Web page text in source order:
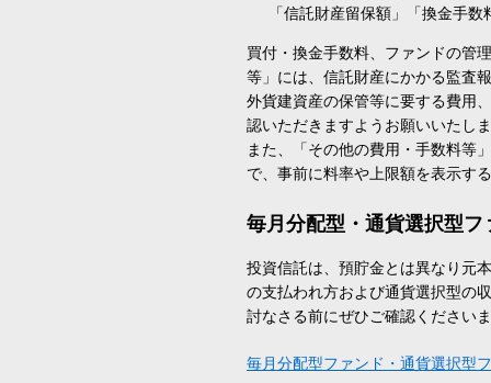
「信託財産留保額」「換金手
買付・換金手数料、ファンドの管
等」には、信託財産にかかる監査
外貨建資産の保管等に要する費用
認いただきますようお願いいたし
また、「その他の費用・手数料等
で、事前に料率や上限額を表示す
毎月分配型・通貨選択型
投資信託は、預貯金とは異なり元
の支払われ方および通貨選択型の
討なさる前にぜひご確認ください
毎月分配型ファンド・通貨選択型